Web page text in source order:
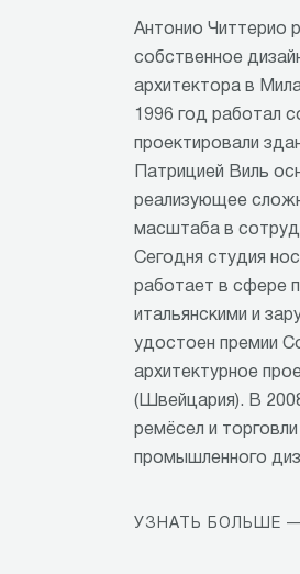
Антонио Читтерио
собственное
архитектора в
1996 год работал
проектировали
Патрицией Виль
реализующее
масштаба в
Сегодня студия
работает в сфере
итальянскими и
удостоен премии
архитектурное
(Швейцария). В
ремёсел и
промышленного
УЗНАТЬ БОЛЬШЕ